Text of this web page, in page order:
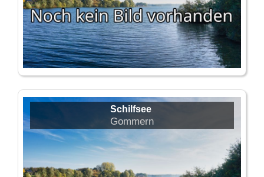
Schilfsee
Gommern